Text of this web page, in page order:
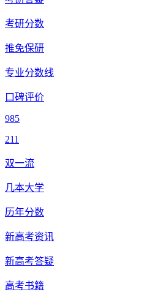
考研分数
推免保研
专业分数线
口碑评价
985
211
双一流
几本大学
历年分数
新高考资讯
新高考答疑
高考书籍